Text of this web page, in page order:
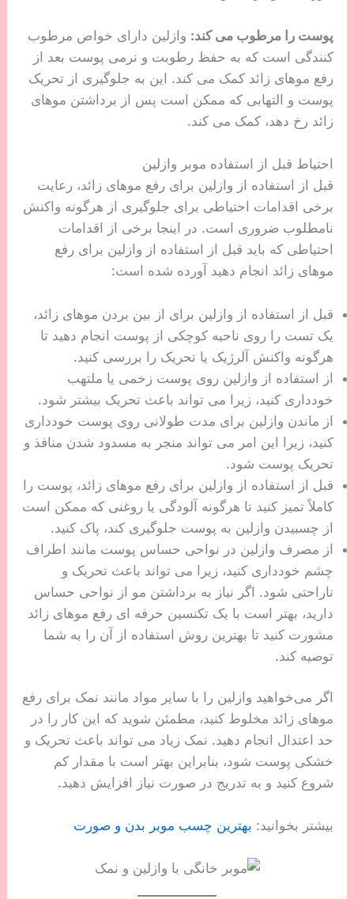
پوست را مرطوب می کند: وازلین دارای خواص مرطوب
کنندگی است که به حفظ رطوبت و نرمی پوست بعد از
رفع موهای زائد کمک می کند. این به جلوگیری از تحریک
پوست و التهابی که ممکن است پس از برداشتن موهای
زائد رخ دهد، کمک می کند.
احتیاط قبل از استفاده موبر وازلین
قبل از استفاده از وازلین برای رفع موهای زائد، رعایت
برخی اقدامات احتیاطی برای جلوگیری از هرگونه واکنش
نامطلوب ضروری است. در اینجا برخی از اقدامات
احتیاطی که باید قبل از استفاده از وازلین برای رفع
موهای زائد انجام دهید آورده شده است:
قبل از استفاده از وازلین برای از بین بردن موهای زائد،
یک تست را روی ناحیه کوچکی از پوست انجام دهید تا
هرگونه واکنش آلرژیک یا تحریک را بررسی کنید.
از استفاده از وازلین روی پوست زخمی یا ملتهب
خودداری کنید، زیرا می تواند باعث تحریک بیشتر شود.
از ماندن وازلین برای مدت طولانی روی پوست خودداری
کنید، زیرا این امر می تواند منجر به مسدود شدن منافذ و
تحریک پوست شود.
قبل از استفاده از وازلین برای رفع موهای زائد، پوست را
کاملاً تمیز کنید تا هرگونه آلودگی یا روغنی که ممکن است
از چسبیدن وازلین به پوست جلوگیری کند، پاک کنید.
از مصرف وازلین در نواحی حساس پوست مانند اطراف
چشم خودداری کنید، زیرا می تواند باعث تحریک و
ناراحتی شود. اگر نیاز به برداشتن مو از نواحی حساس
دارید، بهتر است با یک تکنسین حرفه ای رفع موهای زائد
مشورت کنید تا بهترین روش استفاده از آن را به شما
توصیه کند.
اگر می‌خواهید وازلین را با سایر مواد مانند نمک برای رفع
موهای زائد مخلوط کنید، مطمئن شوید که این کار را در
حد اعتدال انجام دهید. نمک زیاد می تواند باعث تحریک و
خشکی پوست شود، بنابراین بهتر است با مقدار کم
شروع کنید و به تدریج در صورت نیاز افزایش دهید.
بیشتر بخوانید: بهترین چسب موبر بدن و صورت